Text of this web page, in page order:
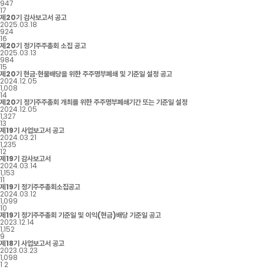
947
17
제20기 감사보고서 공고
2025.03.18
924
16
제20기 정기주주총회 소집 공고
2025.03.13
984
15
제20기 현금·현물배당을 위한 주주명부폐쇄 및 기준일 설정 공고
2024.12.05
1,008
14
제20기 정기주주총회 개최를 위한 주주명부폐쇄기간 또는 기준일 설정
2024.12.05
1,327
13
제19기 사업보고서 공고
2024.03.21
1,235
12
제19기 감사보고서
2024.03.14
1,153
11
제19기 정기주주총회소집공고
2024.03.12
1,099
10
제19기 정기주주총회 기준일 및 이익(현금)배당 기준일 공고
2023.12.14
1,152
9
제18기 사업보고서 공고
2023.03.23
1,098
1 2